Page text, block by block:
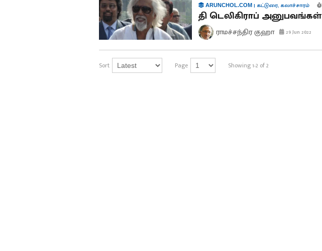
ARUNCHOL.COM| கட்டுரை, கலாச்சாரம்
தி டெலிகிராப் அனுபவங்கள்
ராமச்சந்திர குஹா 29 Jun 2022
Sort Page Showing 1-2 of 2